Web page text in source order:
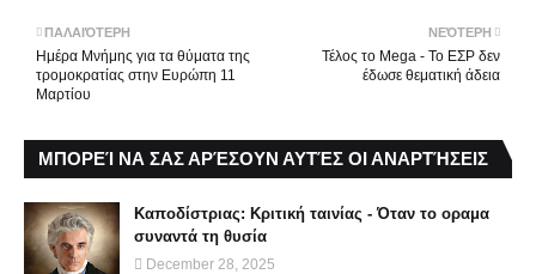
ΝΕΌΤΕΡΗ
Τέλος το Mega - Το ΕΣΡ δεν
έδωσε θεματική άδεια
ΠΑΛΑΙΌΤΕΡΗ
Ημέρα Μνήμης για τα θύματα της
τρομοκρατίας στην Ευρώπη 11
Μαρτίου
ΜΠΟΡΕΊ ΝΑ ΣΑΣ ΑΡΈΣΟΥΝ ΑΥΤΈΣ ΟΙ ΑΝΑΡΤΉΣΕΙΣ
Καποδίστριας: Κριτική ταινίας - Όταν το οραμα
συναντά τη θυσία
December 28, 2025